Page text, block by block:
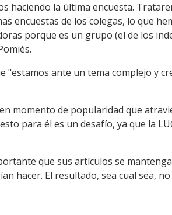
haciendo la última encuesta.
encuestas de los colegas, lo que
porque es un grupo (el de los
"estamos ante un tema complejo y
momento de popularidad que
para él es un desafío, ya que la
que sus artículos se
hacer. El resultado, sea cual sea,